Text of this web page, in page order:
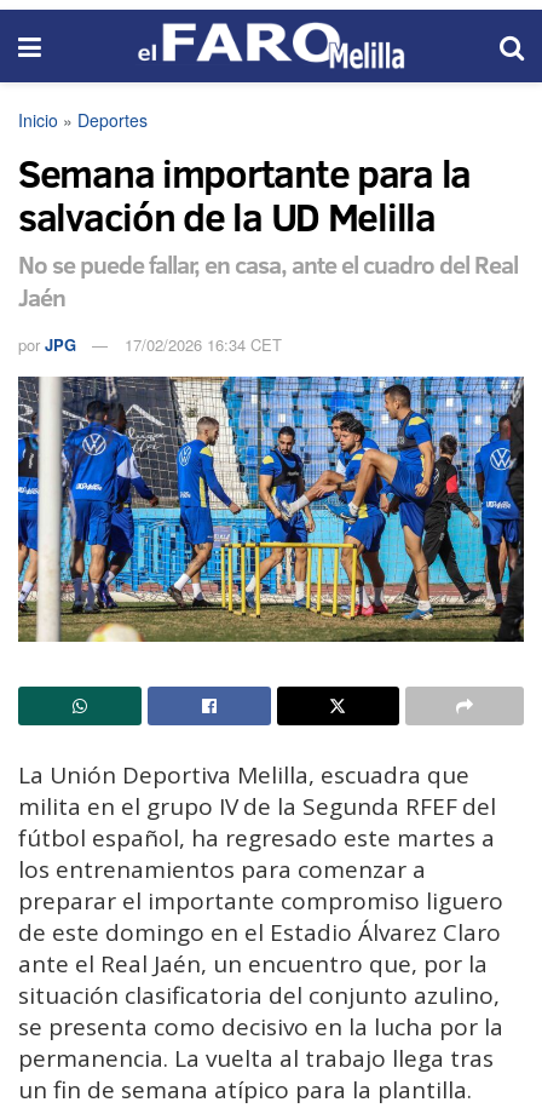
Inicio » Deportes
Semana importante para la
salvación de la UD Melilla
No se puede fallar, en casa, ante el cuadro del Real
Jaén
por JPG 17/02/2026 16:34 CET
La Unión Deportiva Melilla, escuadra que
milita en el grupo IV de la Segunda RFEF del
fútbol español, ha regresado este martes a
los entrenamientos para comenzar a
preparar el importante compromiso liguero
de este domingo en el Estadio Álvarez Claro
ante el Real Jaén, un encuentro que, por la
situación clasificatoria del conjunto azulino,
se presenta como decisivo en la lucha por la
permanencia. La vuelta al trabajo llega tras
un fin de semana atípico para la plantilla.